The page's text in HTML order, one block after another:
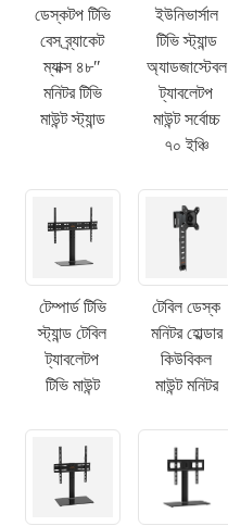
ডেস্কটপ টিভি
বেস ব্র্যাকেট
ম্যাক্স ৪৮″
মনিটর টিভি
মাউন্ট স্ট্যান্ড
ইউনিভার্সাল
টিভি স্ট্যান্ড
অ্যাডজাস্টেবল
ট্যাবলেটপ
মাউন্ট সর্বোচ্চ
৭০ ইঞ্চি
টেম্পার্ড টিভি
স্ট্যান্ড টেবিল
ট্যাবলেটপ
টিভি মাউন্ট
টেবিল ডেস্ক
মনিটর হোল্ডার
কিউবিকল
মাউন্ট মনিটর
একটি অনুরোধ জমা দিন